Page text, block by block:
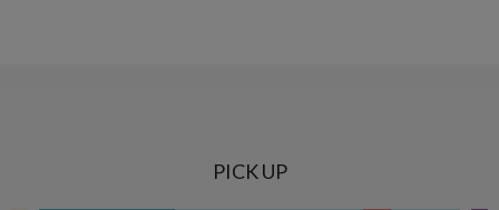
PICK UP